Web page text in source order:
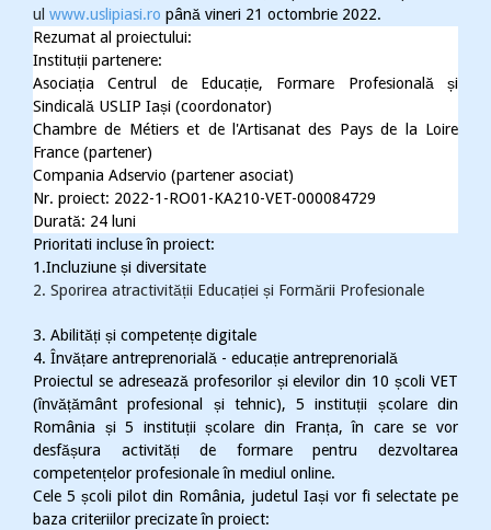
ul www.uslipiasi.ro până vineri 21 octombrie 2022.
Rezumat al proiectului:
Instituții partenere:
Asociația Centrul de Educație, Formare Profesională și
Sindicală USLIP Iași (coordonator)
Chambre de Métiers et de l'Artisanat des Pays de la Loire
France (partener)
Compania Adservio (partener asociat)
Nr. proiect: 2022-1-RO01-KA210-VET-000084729
Durată: 24 luni
Prioritati incluse în proiect:
1.Incluziune și diversitate
2. Sporirea atractivității Educației și Formării Profesionale
3. Abilități și competențe digitale
4. Învățare antreprenorială - educație antreprenorială
Proiectul se adresează profesorilor și elevilor din 10 școli VET
(învățământ profesional și tehnic), 5 instituții școlare din
România și 5 instituții școlare din Franța, în care se vor
desfășura activități de formare pentru dezvoltarea
competențelor profesionale în mediul online.
Cele 5 școli pilot din România, judetul Iași vor fi selectate pe
baza criteriilor precizate în proiect: